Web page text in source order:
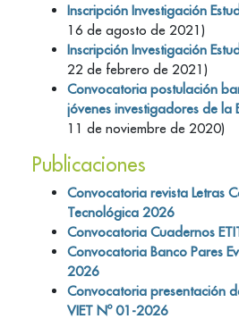
Inscripción Investigación
16 de agosto de 2021)
Inscripción Investigación
22 de febrero de 2021)
Convocatoria postulación
jóvenes investigadores de la
11 de noviembre de 2020)
Publicaciones
Convocatoria revista Letras
Tecnológica 2026
Convocatoria Cuadernos
Convocatoria Banco Pares
2026
Convocatoria presentación
VIET Nº 01-2026